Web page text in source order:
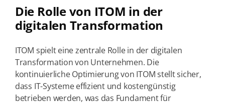
Die Rolle von ITOM in der
digitalen Transformation
ITOM spielt eine zentrale Rolle in der digitalen
Transformation von Unternehmen. Die
kontinuierliche Optimierung von ITOM stellt sicher,
dass IT-Systeme effizient und kostengünstig
betrieben werden, was das Fundament für